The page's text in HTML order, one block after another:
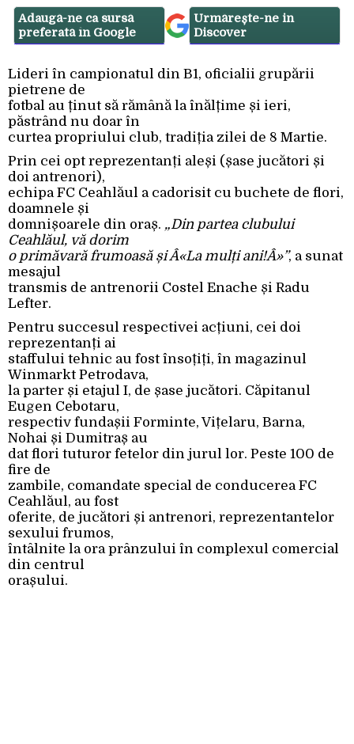
Adaugă-ne ca sursă
preferată în Google
Urmărește-ne in
Discover
Lideri în campionatul din B1, oficialii grupării
pietrene de
fotbal au ținut să rămână la înălțime și ieri,
păstrând nu doar în
curtea propriului club, tradiția zilei de 8 Martie.
Prin cei opt reprezentanți aleși (șase jucători și
doi antrenori),
echipa FC Ceahlăul a cadorisit cu buchete de flori,
doamnele și
domnișoarele din oraș. „Din partea clubului
Ceahlăul, vă dorim
o primăvară frumoasă și Â«La mulți ani!Â»”, a sunat
mesajul
transmis de antrenorii Costel Enache și Radu
Lefter.
Pentru succesul respectivei acțiuni, cei doi
reprezentanți ai
staffului tehnic au fost însoțiți, în magazinul
Winmarkt Petrodava,
la parter și etajul I, de șase jucători. Căpitanul
Eugen Cebotaru,
respectiv fundașii Forminte, Vițelaru, Barna,
Nohai și Dumitraș au
dat flori tuturor fetelor din jurul lor. Peste 100 de
fire de
zambile, comandate special de conducerea FC
Ceahlăul, au fost
oferite, de jucători și antrenori, reprezentantelor
sexului frumos,
întâlnite la ora prânzului în complexul comercial
din centrul
orașului.